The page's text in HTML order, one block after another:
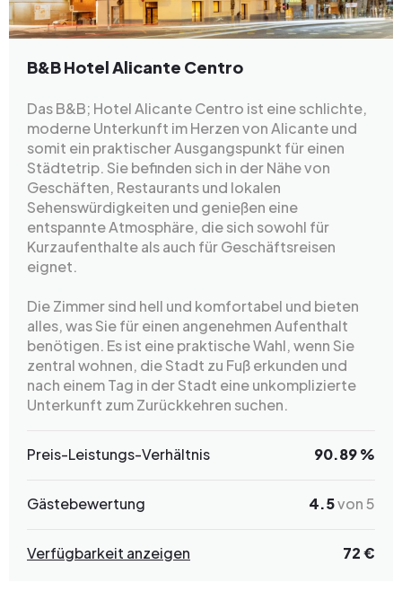
B&B Hotel Alicante Centro
Das B&B; Hotel Alicante Centro ist eine schlichte,
moderne Unterkunft im Herzen von Alicante und
somit ein praktischer Ausgangspunkt für einen
Städtetrip. Sie befinden sich in der Nähe von
Geschäften, Restaurants und lokalen
Sehenswürdigkeiten und genießen eine
entspannte Atmosphäre, die sich sowohl für
Kurzaufenthalte als auch für Geschäftsreisen
eignet.
Die Zimmer sind hell und komfortabel und bieten
alles, was Sie für einen angenehmen Aufenthalt
benötigen. Es ist eine praktische Wahl, wenn Sie
zentral wohnen, die Stadt zu Fuß erkunden und
nach einem Tag in der Stadt eine unkomplizierte
Unterkunft zum Zurückkehren suchen.
Preis-Leistungs-Verhältnis 90.89 %
Gästebewertung 4.5von 5
Verfügbarkeit anzeigen 72 €